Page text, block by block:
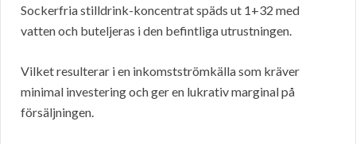
Sockerfria stilldrink-koncentrat späds ut 1+32 med
vatten och buteljeras i den befintliga utrustningen.
Vilket resulterar i en inkomstströmkälla som kräver
minimal investering och ger en lukrativ marginal på
försäljningen.